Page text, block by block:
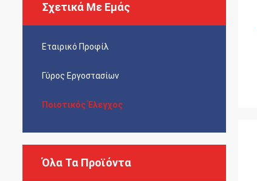
Σχετικά Με Εμάς
Εταιρικό Προφίλ
Γύρος Εργοστασίων
Ποιοτικός Έλεγχος
Όλα Τα Προϊόντα